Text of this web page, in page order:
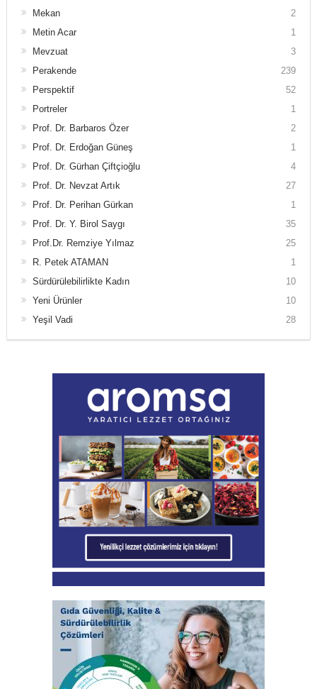
Mekan
2
Metin Acar
1
Mevzuat
3
Perakende
239
Perspektif
52
Portreler
1
Prof. Dr. Barbaros Özer
2
Prof. Dr. Erdoğan Güneş
1
Prof. Dr. Gürhan Çiftçioğlu
4
Prof. Dr. Nevzat Artık
27
Prof. Dr. Perihan Gürkan
1
Prof. Dr. Y. Birol Saygı
35
Prof.Dr. Remziye Yılmaz
25
R. Petek ATAMAN
1
Sürdürülebilirlikte Kadın
10
Yeni Ürünler
10
Yeşil Vadi
28